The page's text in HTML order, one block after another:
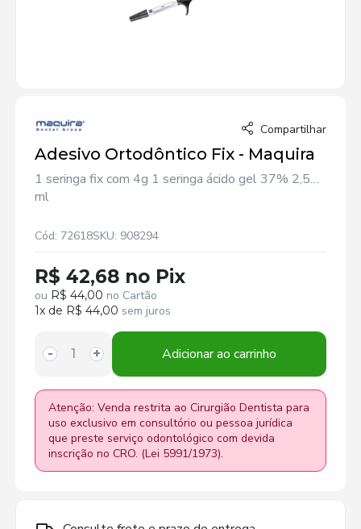
Compartilhar
Adesivo Ortodôntico Fix - Maquira
1 seringa fix com 4g 1 seringa ácido gel 37% 2,5
ml
Cód: 72618SKU: 908294
R$ 42,68 no Pix
ou R$ 44,00 no Cartão
1x de R$ 44,00 sem juros
- + Adicionar ao carrinho
Atenção: Venda restrita ao Cirurgião Dentista para
uso exclusivo em consultório ou pessoa jurídica
que preste serviço odontológico com devida
inscrição no CRO. (Lei 5991/1973).